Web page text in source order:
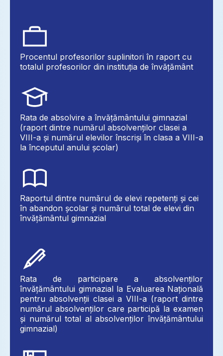
Procentul profesorilor suplinitori în raport cu
totalul profesorilor din instituția de învățământ
Rata de absolvire a învățământului gimnazial
(raport dintre numărul absolvenților clasei a
VIII-a și numărul elevilor înscriși în clasa a VIII-a
la începutul anului școlar)
Raportul dintre numărul de elevi repetenți și cei
în abandon școlar și numărul total de elevi din
învățământul gimnazial
Rata de participare a absolvenților
învățământului gimnazial la Evaluarea Națională
pentru absolvenții clasei a VIII-a (raport dintre
numărul absolvenților care participă la examen
și numărul total al absolvenților învățământului
gimnazial)